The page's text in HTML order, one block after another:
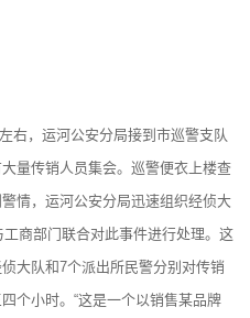
右，运河公安分局接到市巡警支队
量传销人员集会。巡警便衣上楼查
情，运河公安分局迅速组织经侦大
商部门联合对此事件进行处理。这
大队和7个派出所民警分别对传销
个小时。“这是一个以销售某品牌